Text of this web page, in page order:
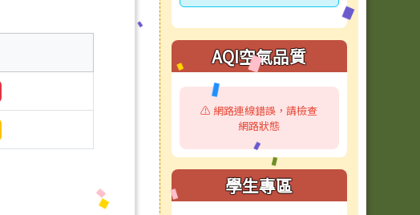
AQI空氣品質
⚠️ 網路連線錯誤，請檢查
網路狀態
學生專區